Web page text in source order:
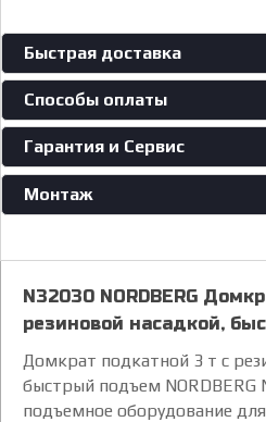
Быстрая доставка
Способы оплаты
Гарантия и Сервис
Монтаж
N32030 NORDBERG
резиновой насадкой,
Домкрат подкатной 3 т с
быстрый подъем
подъемное оборудование